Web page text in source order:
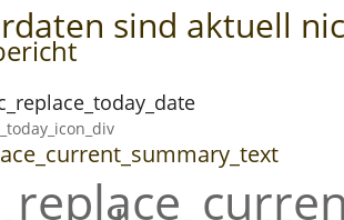
sind aktuell